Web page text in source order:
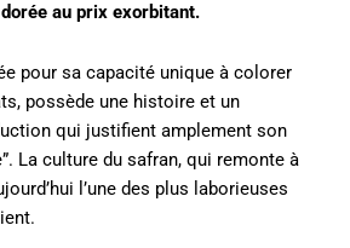
dorée au prix exorbitant.
pour sa capacité unique à colorer
possède une histoire et un
qui justifient amplement son
La culture du safran, qui remonte à
l’une des plus laborieuses